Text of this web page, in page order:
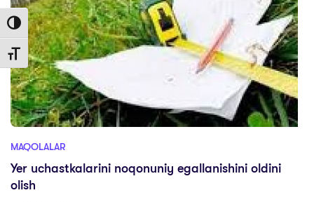
Toggle High Contrast
Toggle Font size
MAQOLALAR
Yer uchastkalarini noqonuniy egallanishini oldini
olish